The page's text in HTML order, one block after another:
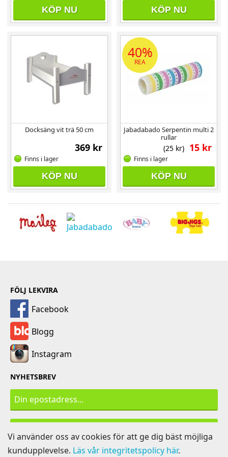
KÖP NU KÖP NU
Docksäng vit trä 50 cm
369 kr
Finns i lager
KÖP NU
40%
REA
Jabadabado Serpentin multi 2
rullar
15 kr
(25 kr)
Finns i lager
KÖP NU
FÖLJ LEKVIRA
Facebook
Blogg
Instagram
NYHETSBREV
Vi använder oss av cookies för att ge dig bäst möjliga
kundupplevelse. Läs vår integritetspolicy här.